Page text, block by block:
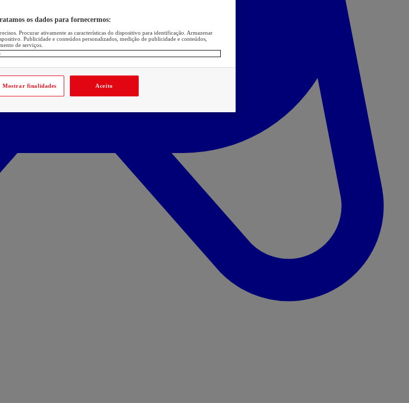
os dados para fornecermos:
Procurar ativamente as características do dispositivo para identificação. Armazenar
Publicidade e conteúdos personalizados, medição de publicidade e conteúdos,
de serviços.
Mostrar finalidades Aceito